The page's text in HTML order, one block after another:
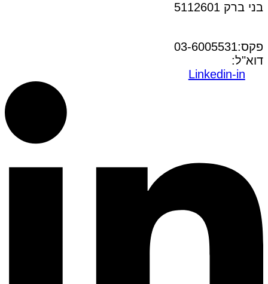
בני ברק 5112601
פקס:03-6005531
דוא"ל:
Linkedin-in